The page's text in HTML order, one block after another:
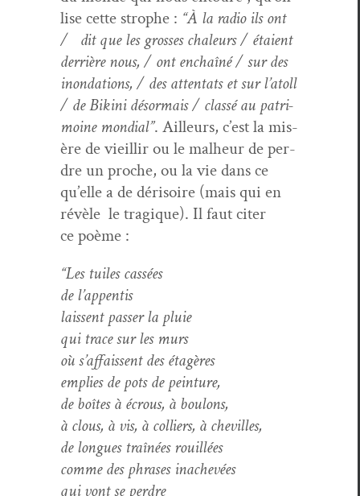
lise cette stro­phe : “À la radio ils ont
/ dit que les gross­es chaleurs / étaient
der­rière nous, / ont enchaîné / sur des
inon­da­tions, / des atten­tats et sur l’a­toll
/ de Biki­ni désor­mais / classé au pat­ri­
moine mon­di­al”. Ailleurs, c’est la mis­
ère de vieil­lir ou le mal­heur de per­
dre un proche, ou la vie dans ce
qu’elle a de dérisoire (mais qui en
révèle le trag­ique). Il faut citer
ce poème :
“Les tuiles cassées
de l’ap­pen­tis
lais­sent pass­er la pluie
qui trace sur les murs
où s’af­fais­sent des étagères
emplies de pots de peinture,
de boîtes à écrous, à boulons,
à clous, à vis, à col­liers, à chevilles,
de longues traînées rouillées
comme des phras­es inachevées
qui vont se perdre